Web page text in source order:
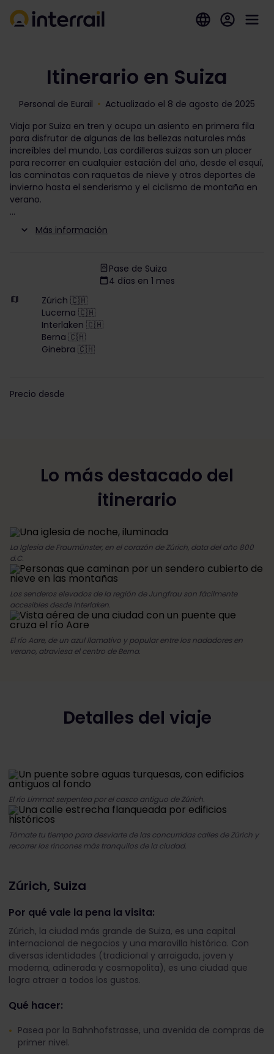
Itinerario en Suiza
Personal de Eurail
Actualizado el 8 de agosto de 2025
Viaja por Suiza en tren y ocupa un asiento en primera fila
para disfrutar de algunas de las bellezas naturales más
increíbles del mundo. Las cordilleras suizas son un placer
para recorrer en cualquier estación del año, desde el esquí,
las caminatas con raquetas de nieve y otros deportes de
invierno hasta el senderismo y el ciclismo de montaña en
verano.
Más información
Pase de Suiza
4 días en 1 mes
Zúrich 🇨🇭
Lucerna 🇨🇭
Interlaken 🇨🇭
Berna 🇨🇭
Ginebra 🇨🇭
Precio desde
Lo más destacado del
itinerario
La Iglesia de Fraumünster, en el corazón de Zúrich, data del año 800
d.C.
Los senderos elevados de la región de Jungfrau son fácilmente
accesibles desde Interlaken.
El río Aare, de un azul llamativo y popular entre los nadadores en
verano, atraviesa el centro de Berna.
Detalles del viaje
El río Limmat serpentea por el casco antiguo de Zúrich.
Tómate tu tiempo para desviarte de las concurridas calles de Zúrich y
recorrer los rincones más tranquilos de la ciudad.
Zúrich, Suiza
Por qué vale la pena la visita:
Zúrich, la ciudad más grande de Suiza, es una capital
internacional de negocios y una maravilla histórica. Con
diversas identidades (tradicional y arraigada, joven y
moderna, adinerada y cosmopolita), es una ciudad que
logra atraer a todos los gustos.
Qué hacer:
Pasea por la Bahnhofstrasse, una avenida de compras de
primer nivel.